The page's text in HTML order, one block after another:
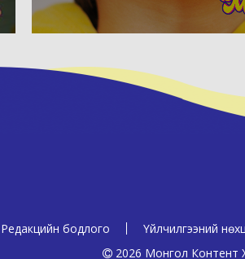
Редакцийн бодлого Үйлчилгээний
2026 Монгол Контент